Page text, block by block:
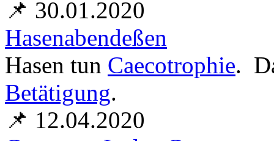
📌 30.01.2020
Hasenabendeßen
Hasen tun Caecotrophie.
Betätigung.
📌 12.04.2020